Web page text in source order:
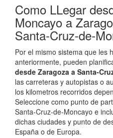
Como LLegar
Moncayo a
Santa-Cruz-de-
Por el mismo sistema que les
anteriormente, pueden
desde Zaragoza a Santa-
las carreteras y autopistas o
los kilometros recorridos
Seleccione como punto de
Santa-Cruz-de-Moncayo e
dichas ciudades y punto de
España o de Europa.